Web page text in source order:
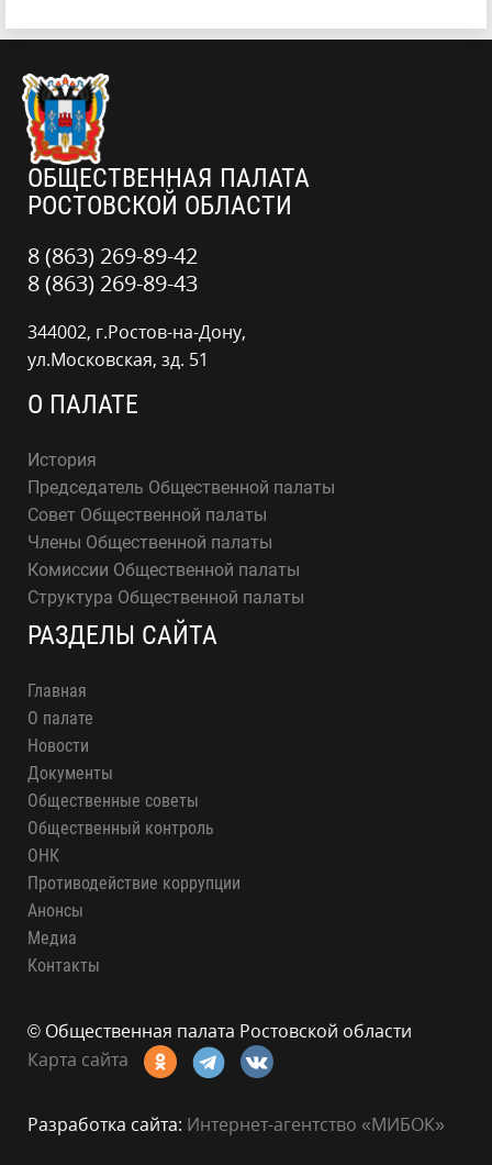
ОБЩЕСТВЕННАЯ ПАЛАТА
РОСТОВСКОЙ ОБЛАСТИ
8 (863) 269-89-42
8 (863) 269-89-43
344002, г.Ростов-на-Дону,
ул.Московская, зд. 51
О ПАЛАТЕ
История
Председатель Общественной палаты
Совет Общественной палаты
Члены Общественной палаты
Комиссии Общественной палаты
Структура Общественной палаты
РАЗДЕЛЫ САЙТА
Главная
О палате
Новости
Документы
Общественные советы
Общественный контроль
ОНК
Противодействие коррупции
Анонсы
Медиа
Контакты
© Общественная палата Ростовской области
Карта сайта
Разработка сайта: Интернет-агентство «МИБОК»